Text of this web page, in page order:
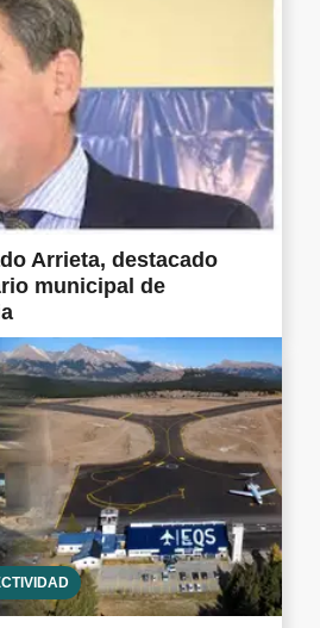
Arrieta, destacado
municipal de